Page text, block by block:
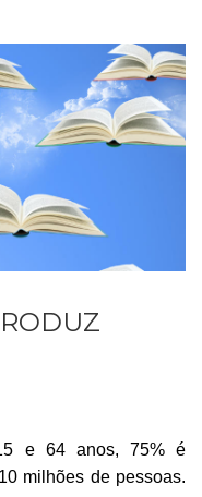
e 64 anos, 75% é
milhões de pessoas.